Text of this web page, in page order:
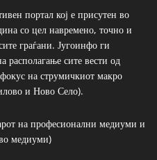
портал кој е присутен во
со цел навремено, точно и
граѓани. Југоинфо ги
располагање сите вести од
на струмичкиот макро
и Ново Село).
на професионални медиуми и
медиуми)